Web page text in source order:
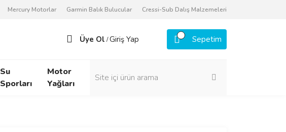
Mercury Motorlar Garmin Balık Bulucular Cressi-Sub Dalış Malzemeleri
Üye Ol /Giriş Yap Sepetim
Su
Sporları
Motor
Yağları